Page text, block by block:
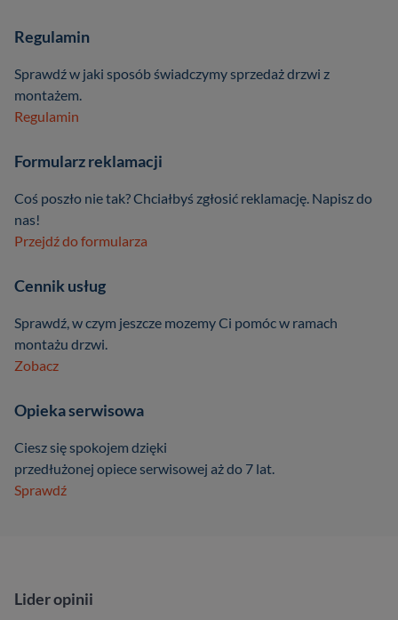
Regulamin
Sprawdź w jaki sposób świadczymy sprzedaż drzwi z
montażem.
Regulamin
Formularz reklamacji
Coś poszło nie tak? Chciałbyś zgłosić reklamację. Napisz do
nas!
Przejdź do formularza
Cennik usług
Sprawdź, w czym jeszcze mozemy Ci pomóc w ramach
montażu drzwi.
Zobacz
Opieka serwisowa
Ciesz się spokojem dzięki
przedłużonej opiece serwisowej aż do 7 lat.
Sprawdź
Lider opinii